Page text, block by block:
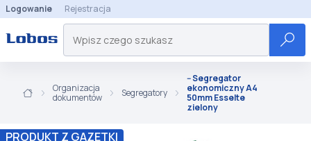
Logowanie Rejestracja
Organizacja
dokumentów
Segregatory
-- Segregator
ekonomiczny A4
50mm Esselte
zielony
PRODUKT Z GAZETKI